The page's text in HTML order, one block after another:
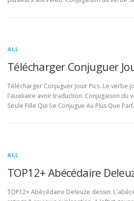
ALL
Télécharger Conjuguer
Télécharger Conjuguer Jouir Pics. Le verbe
l'auxiliaire avoir traduction. Conjugaison du
Seule Fille Qui Se Conjugue Au Plus Que
ALL
TOP12+ Abécédaire
TOP12+ Abécédaire Deleuze dessin.